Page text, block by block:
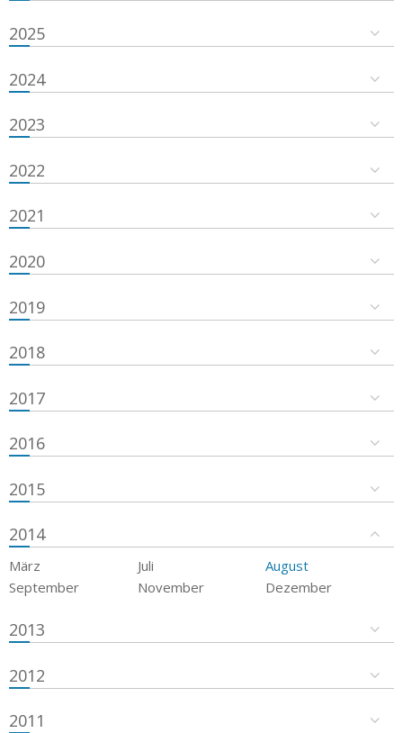
2025
2024
2023
2022
2021
2020
2019
2018
2017
2016
2015
2014
März Juli
August
September
November Dezember
2013
2012
2011